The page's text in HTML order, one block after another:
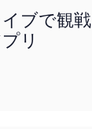
ブで観戦
リ